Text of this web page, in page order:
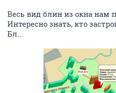
Весь вид блин из окна нам
Интересно знать, кто
Бл...